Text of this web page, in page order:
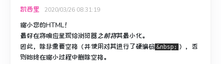
凯西里 2020/03/26 08:31:19
缩小您的HTML！
最好在将响应呈现给浏览器之前将其最小化。
因此，除非需要空格（并使用对其进行了硬编码 &nbsp; ）， 否
则始终在缩小过程中删除空格。